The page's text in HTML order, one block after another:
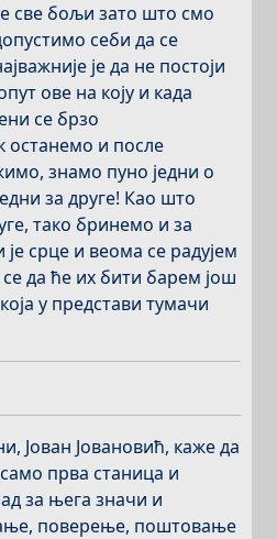
све бољи зато што смо
себи да се
је да не постоји
ове на коју и када
се брзо
останемо и после
знамо пуно једни о
за друге! Као што
тако бринемо и за
срце и веома се радујем
да ће их бити барем још
у представи тумачи
Јован Јовановић, каже да
прва станица и
за њега значи и
поверење, поштовање